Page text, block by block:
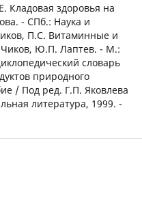
Кладовая здоровья на
- СПб.: Наука и
П.С. Витаминные и
Чиков, Ю.П. Лаптев. - М.:
словарь
природного
/ Под ред. Г.П. Яковлева
литература, 1999. -